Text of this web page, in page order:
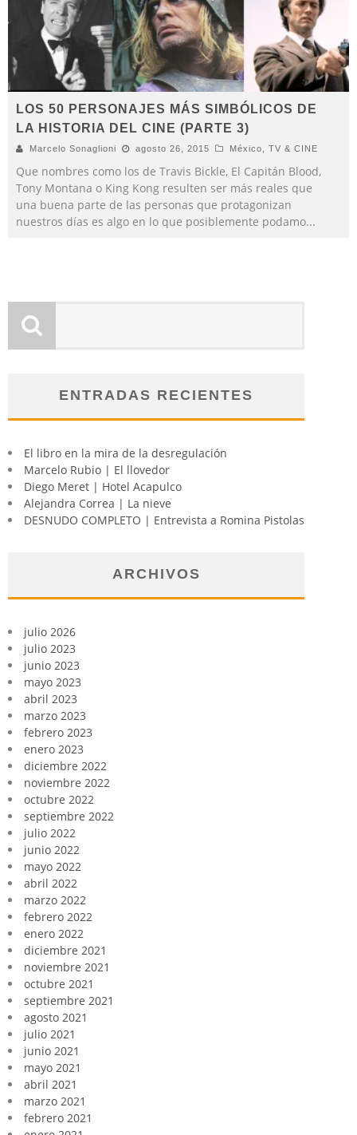
LOS 50 PERSONAJES MÁS SIMBÓLICOS DE
LA HISTORIA DEL CINE (PARTE 3)
Marcelo Sonaglioni agosto 26, 2015 México TV & CINE
Que nombres como los de Travis Bickle, El Capitán Blood,
Tony Montana o King Kong resulten ser más reales que
una buena parte de las personas que protagonizan
nuestros días es algo en lo que posiblemente podamo...
ENTRADAS RECIENTES
El libro en la mira de la desregulación
Marcelo Rubio | El llovedor
Diego Meret | Hotel Acapulco
Alejandra Correa | La nieve
DESNUDO COMPLETO | Entrevista a Romina Pistolas
ARCHIVOS
julio 2026
julio 2023
junio 2023
mayo 2023
abril 2023
marzo 2023
febrero 2023
enero 2023
diciembre 2022
noviembre 2022
octubre 2022
septiembre 2022
julio 2022
junio 2022
mayo 2022
abril 2022
marzo 2022
febrero 2022
enero 2022
diciembre 2021
noviembre 2021
octubre 2021
septiembre 2021
agosto 2021
julio 2021
junio 2021
mayo 2021
abril 2021
marzo 2021
febrero 2021